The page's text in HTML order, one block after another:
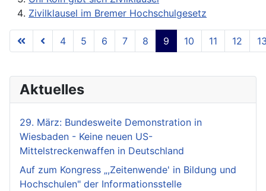
Zivilklausel im Bremer Hochschulgesetz
Seite 9 von 18
4 5 6 7 8 9 10 11 12
Aktuelles
29. März: Bundesweite Demonstration in
Wiesbaden - Keine neuen US-
Mittelstreckenwaffen in Deutschland
Auf zum Kongress „,Zeitenwende' in Bildung und
Hochschulen" der Informationsstelle